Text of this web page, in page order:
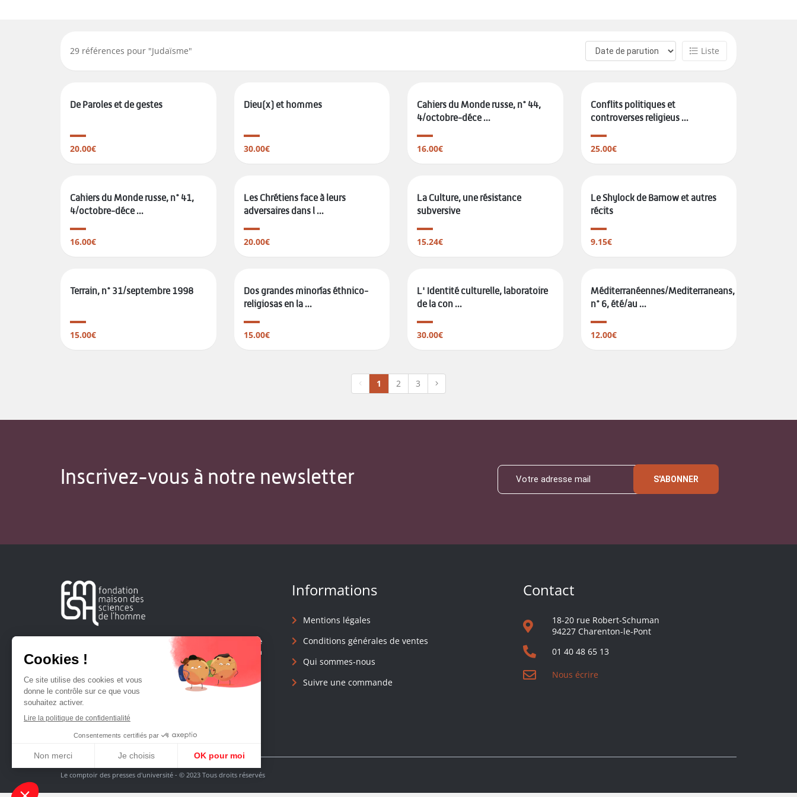
29 références pour "Judaïsme" Liste
De Paroles et de gestes
20.00€
Dieu(x) et hommes
30.00€
Cahiers du Monde russe, n° 44,
4/octobre-déce ...
16.00€
Conflits politiques et
controverses religieus ...
25.00€
Cahiers du Monde russe, n° 41,
4/octobre-déce ...
16.00€
Les Chrétiens face à leurs
adversaires dans l ...
20.00€
La Culture, une résistance
subversive
15.24€
Le Shylock de Barnow et autres
récits
9.15€
Terrain, n° 31/septembre 1998
15.00€
Dos grandes minorías éthnico-
religiosas en la ...
15.00€
L' Identité culturelle, laboratoire
de la con ...
30.00€
Méditerranéennes/Mediterraneans,
n° 6, été/au ...
12.00€
1 2 3
Inscrivez-vous à notre newsletter S'ABONNER
Créée en 1963, la Fondation Maison Sciences de l'Homme
soutient la recherche et la diffusion des connaissances en
sciences humaines et sociales.
Informations
Mentions légales
Conditions générales de ventes
Qui sommes-nous
Suivre une commande
Contact
18-20 rue Robert-Schuman
94227 Charenton-le-Pont
01 40 48 65 13
Nous écrire
Le comptoir des presses d'université - © 2023 Tous droits réservés